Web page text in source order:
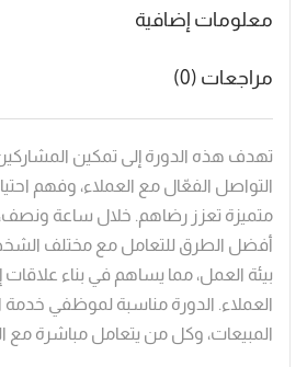
معلومات إضافية
مراجعات (0)
تهدف هذه الدورة إلى تمكين
التواصل الفعّال مع العملاء، وفهم
متميزة تعزز رضاهم. خلال ساعة
أفضل الطرق للتعامل مع مختلف
بيئة العمل، مما يساهم في بناء علاقات
العملاء. الدورة مناسبة لموظفي خدمة
المبيعات، وكل من يتعامل مباشرة مع